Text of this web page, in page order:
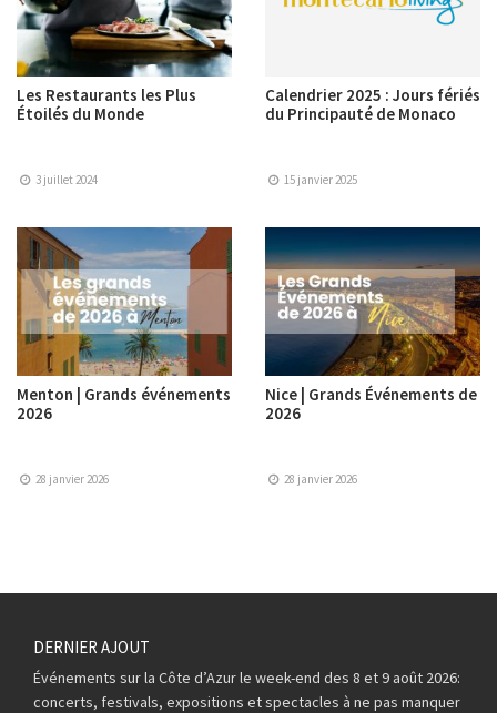
Les Restaurants les Plus
Étoilés du Monde
3 juillet 2024
Calendrier 2025 : Jours fériés
du Principauté de Monaco
15 janvier 2025
Menton | Grands événements
2026
28 janvier 2026
Nice | Grands Événements de
2026
28 janvier 2026
DERNIER AJOUT
Événements sur la Côte d’Azur le week-end des 8 et 9 août 2026:
concerts, festivals, expositions et spectacles à ne pas manquer